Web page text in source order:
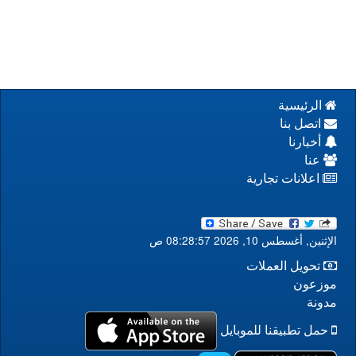
الرئيسية
اتصل بنا
أخبارنا
عنا
اعلانات تجارية
الإثنين, أغسطس 10, 2026 08:28:57 ص
تحويل العملات
موزعون
مدونة
حمل تطبيقنا للموبايل